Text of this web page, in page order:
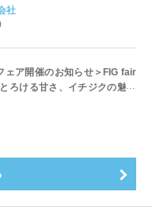
ジー」8月5日（水）から販売
社
ェア開催のお知らせ＞FIG fair
ろける甘さ、イチジクの魅力
め、イチジク尽くしの全4種が
ト